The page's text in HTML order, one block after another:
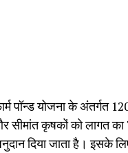
पॉन्ड योजना के अंतर्गत
सीमांत कृषकों को लागत
दिया जाता है। इसके